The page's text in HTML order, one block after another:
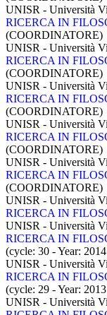
UNISR - Università
RICERCA IN
(COORDINATORE)
UNISR - Università
RICERCA IN
(COORDINATORE)
UNISR - Università
RICERCA IN
(COORDINATORE)
UNISR - Università
RICERCA IN
(COORDINATORE)
UNISR - Università
RICERCA IN
(COORDINATORE)
UNISR - Università
RICERCA IN
UNISR - Università
RICERCA IN
(cycle: 30 - Year: 2014
UNISR - Università
RICERCA IN
(cycle: 29 - Year: 2013
UNISR - Università